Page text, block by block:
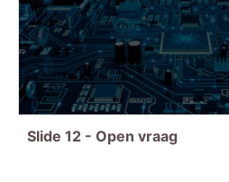
Slide 12 - Open vraag